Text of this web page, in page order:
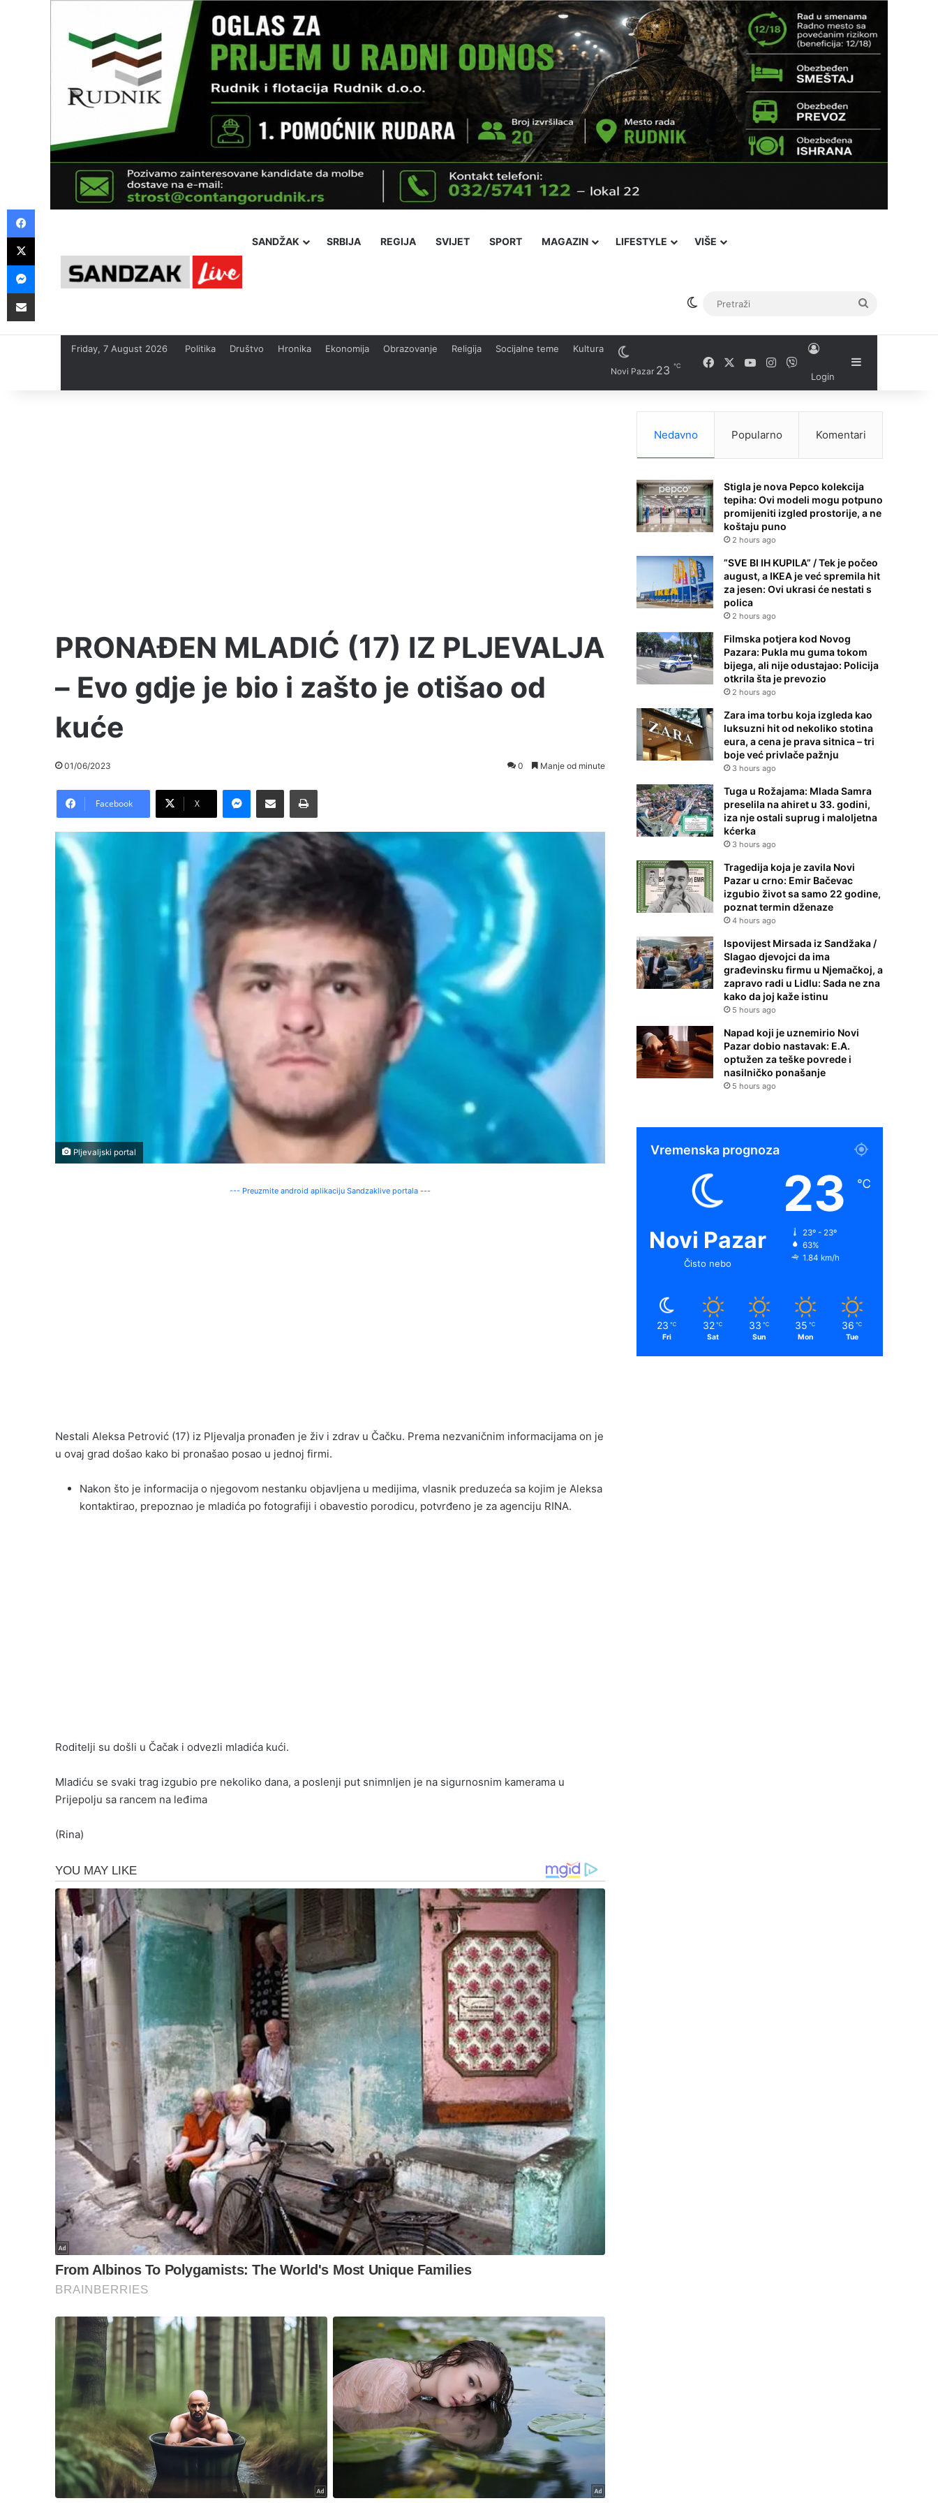
SANDŽAK SRBIJA REGIJA SVIJET SPORT MAGAZIN LIFESTYLE VIŠE
Switch skin
Friday, 7 August 2026 Politika Društvo Hronika Ekonomija Obrazovanje Religija Socijalne teme Kultura
Novi Pazar 23 ℃ FacebookYouTubeInstagram
Login
Sidebar
PRONAĐEN MLADIĆ (17) IZ PLJEVALJA
– Evo gdje je bio i zašto je otišao od
kuće
01/06/2023 0 Manje od minute
Facebook X
Messenger
Pošalji preko E-Maila Printaj
Pljevaljski portal
--- Preuzmite android aplikaciju Sandzaklive portala ---
Nestali Aleksa Petrović (17) iz Pljevalja pronađen je živ i zdrav u Čačku. Prema nezvaničnim informacijama on je
u ovaj grad došao kako bi pronašao posao u jednoj firmi.
Nakon što je informacija o njegovom nestanku objavljena u medijima, vlasnik preduzeća sa kojim je Aleksa
kontaktirao, prepoznao je mladića po fotografiji i obavestio porodicu, potvrđeno je za agenciju RINA.
Roditelji su došli u Čačak i odvezli mladića kući.
Mladiću se svaki trag izgubio pre nekoliko dana, a poslenji put snimnljen je na sigurnosnim kamerama u
Prijepolju sa rancem na leđima
(Rina)
Nedavno Popularno Komentari
Stigla je nova Pepco kolekcija
tepiha: Ovi modeli mogu potpuno
promijeniti izgled prostorije, a ne
koštaju puno
2 hours ago
”SVE BI IH KUPILA” / Tek je počeo
august, a IKEA je već spremila hit
za jesen: Ovi ukrasi će nestati s
polica
2 hours ago
Filmska potjera kod Novog
Pazara: Pukla mu guma tokom
bijega, ali nije odustajao: Policija
otkrila šta je prevozio
2 hours ago
Zara ima torbu koja izgleda kao
luksuzni hit od nekoliko stotina
eura, a cena je prava sitnica – tri
boje već privlače pažnju
3 hours ago
Tuga u Rožajama: Mlada Samra
preselila na ahiret u 33. godini,
iza nje ostali suprug i maloljetna
kćerka
3 hours ago
Tragedija koja je zavila Novi
Pazar u crno: Emir Bačevac
izgubio život sa samo 22 godine,
poznat termin dženaze
4 hours ago
Ispovijest Mirsada iz Sandžaka /
Slagao djevojci da ima
građevinsku firmu u Njemačkoj, a
zapravo radi u Lidlu: Sada ne zna
kako da joj kaže istinu
5 hours ago
Napad koji je uznemirio Novi
Pazar dobio nastavak: E.A.
optužen za teške povrede i
nasilničko ponašanje
5 hours ago
Vremenska prognoza
Novi Pazar
Čisto nebo
23 ℃
23º - 23º
63%
1.84 km/h
23 ℃
Fri
32 ℃
Sat
33 ℃
Sun
35 ℃
Mon
36 ℃
Tue
Facebook
X
Messenger
Pošalji preko E-Maila